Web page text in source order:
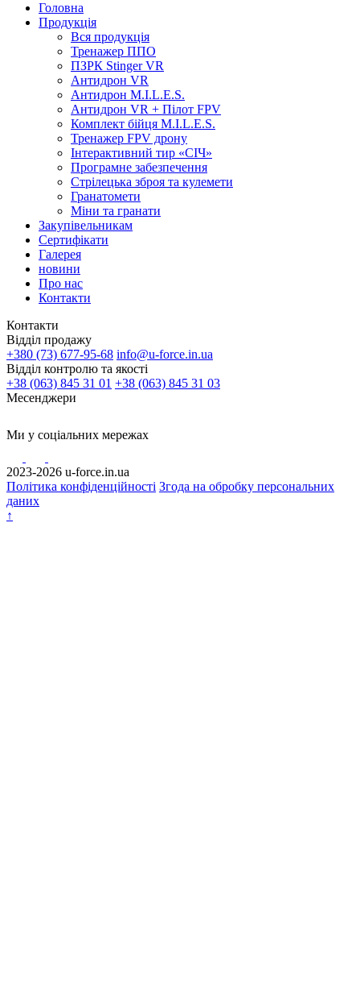
Головна
Продукція
Вся продукція
Тренажер ППО
ПЗРК Stinger VR
Антидрон VR
Антидрон M.I.L.E.S.
Антидрон VR + Пілот FPV
Комплект бійця M.I.L.E.S.
Тренажер FPV дрону
Інтерактивний тир «СІЧ»
Програмне забезпечення
Стрілецька зброя та кулемети
Гранатомети
Міни та гранати
Закупівельникам
Сертифікати
Галерея
новини
Про нас
Контакти
Контакти
Відділ продажу
+380 (73) 677-95-68 info@u-force.in.ua
Відділ контролю та якості
+38 (063) 845 31 01 +38 (063) 845 31 03
Месенджери
Ми у соціальних мережах
2023-2026 u-force.in.ua
Політика конфіденційності Згода на обробку персональних
даних
↑